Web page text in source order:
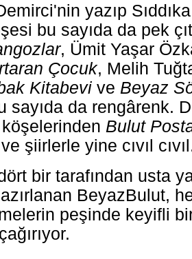
yazıp
bu sayıda da pek
, Ümit Yaşar
Çocuk, Melih
Kitabevi ve Beyaz
sayıda da rengârenk.
Bulut
şiirlerle yine cıvıl
bir tarafından usta
BeyazBulut,
peşinde keyifli